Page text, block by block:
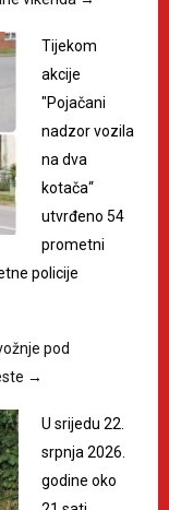
Tijekom
akcije
"Pojačani
nadzor vozila
na dva
kotača“
utvrđeno 54
prometni
policije
pod
→
U srijedu 22.
srpnja 2026.
godine oko